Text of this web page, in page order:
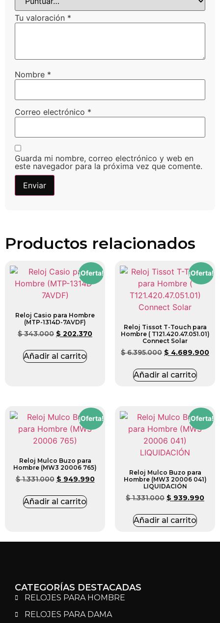
Tu valoración *
Nombre *
Correo electrónico *
Guarda mi nombre, correo electrónico y web en
este navegador para la próxima vez que comente.
Productos relacionados
¡Oferta!
Reloj Casio para Hombre
(MTP-1314D-7AVDF)
$343.000 $ 202.370
Añadir al carrito
¡Oferta!
Reloj Tissot T-Touch para
Hombre ( T121.420.47.051.01)
Connect Solar
$6.395.000 $ 4.689.900
Añadir al carrito
¡Oferta!
Reloj Mulco Buzo para
Hombre (MW3 20006 765)
$1.331.000 $ 949.990
Añadir al carrito
¡Oferta!
Reloj Mulco Buzo para
Hombre (MW3 20006 041)
LIQUIDACIÓN
$1.331.000 $ 939.990
Añadir al carrito
CATEGORÍAS DESTACADAS
RELOJES PARA HOMBRE
RELOJES PARA DAMA